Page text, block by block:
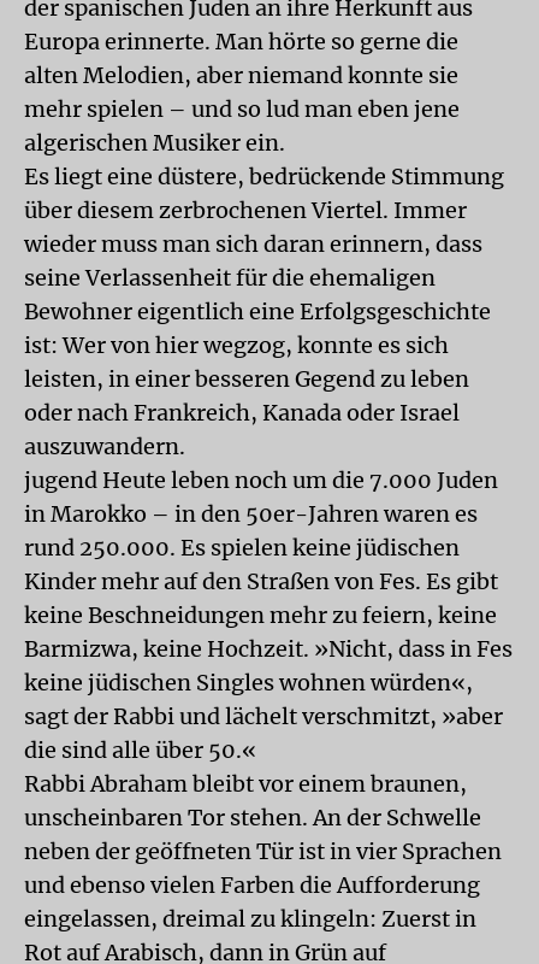
der spanischen Juden an ihre Herkunft aus
Europa erinnerte. Man hörte so gerne die
alten Melodien, aber niemand konnte sie
mehr spielen – und so lud man eben jene
algerischen Musiker ein.
Es liegt eine düstere, bedrückende Stimmung
über diesem zerbrochenen Viertel. Immer
wieder muss man sich daran erinnern, dass
seine Verlassenheit für die ehemaligen
Bewohner eigentlich eine Erfolgsgeschichte
ist: Wer von hier wegzog, konnte es sich
leisten, in einer besseren Gegend zu leben
oder nach Frankreich, Kanada oder Israel
auszuwandern.
jugend Heute leben noch um die 7.000 Juden
in Marokko – in den 50er-Jahren waren es
rund 250.000. Es spielen keine jüdischen
Kinder mehr auf den Straßen von Fes. Es gibt
keine Beschneidungen mehr zu feiern, keine
Barmizwa, keine Hochzeit. »Nicht, dass in Fes
keine jüdischen Singles wohnen würden«,
sagt der Rabbi und lächelt verschmitzt, »aber
die sind alle über 50.«
Rabbi Abraham bleibt vor einem braunen,
unscheinbaren Tor stehen. An der Schwelle
neben der geöffneten Tür ist in vier Sprachen
und ebenso vielen Farben die Aufforderung
eingelassen, dreimal zu klingeln: Zuerst in
Rot auf Arabisch, dann in Grün auf